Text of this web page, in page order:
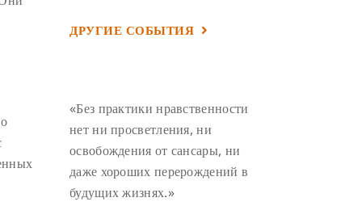
ТРЕНИРОВКА УМА(3)
МОНАШЕСТВО (3)
ПРЕДВАРИТЕЛЬНЫЕ ПРАКТИКИ
(3)
ДРУГИЕ СОБЫТИЯ
«Без практики нравственности
нет ни просветления, ни
освобождения от сансары, ни
даже хороших перерождений в
будущих жизнях.»